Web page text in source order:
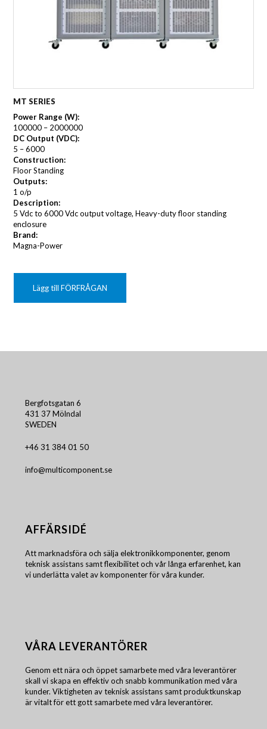
MT SERIES
Power Range (W):
100000 – 2000000
DC Output (VDC):
5 – 6000
Construction:
Floor Standing
Outputs:
1 o/p
Description:
5 Vdc to 6000 Vdc output voltage, Heavy-duty floor standing
enclosure
Brand:
Magna-Power
Lägg till FÖRFRÅGAN
Bergfotsgatan 6
431 37 Mölndal
SWEDEN
+46 31 384 01 50
info@multicomponent.se
AFFÄRSIDÉ
Att marknadsföra och sälja elektronikkomponenter, genom
teknisk assistans samt flexibilitet och vår långa erfarenhet, kan
vi underlätta valet av komponenter för våra kunder.
VÅRA LEVERANTÖRER
Genom ett nära och öppet samarbete med våra leverantörer
skall vi skapa en effektiv och snabb kommunikation med våra
kunder. Viktigheten av teknisk assistans samt produktkunskap
är vitalt för ett gott samarbete med våra leverantörer.